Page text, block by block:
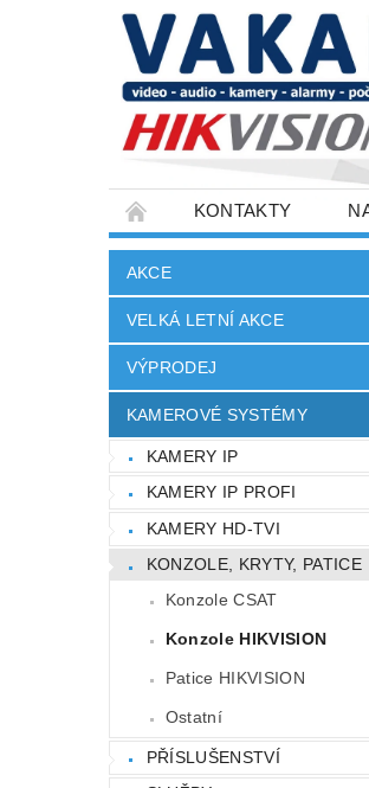
KONTAKTY
SLOVNÍK POJMŮ
AKCE
VELKÁ LETNÍ AKCE
VÝPRODEJ
KAMEROVÉ SYSTÉMY
KAMERY IP
KAMERY IP PROFI
KAMERY HD-TVI
KONZOLE, KRYTY, PATICE
Konzole CSAT
Konzole HIKVISION
Patice HIKVISION
Ostatní
PŘÍSLUŠENSTVÍ